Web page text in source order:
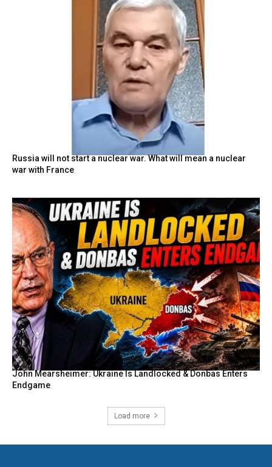
Russia will not start a nuclear war. What will mean a nuclear
war with France
John Mearsheimer: Ukraine Is Landlocked & Donbas Enters
Endgame
Load more